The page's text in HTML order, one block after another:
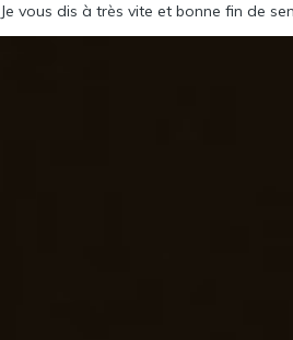
Je vous dis à très vite et bonne fin de